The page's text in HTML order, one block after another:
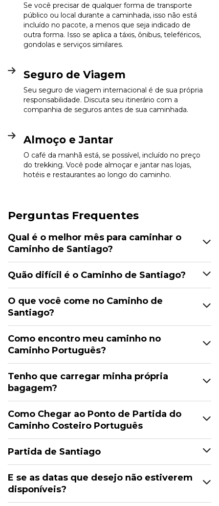
Se você precisar de qualquer forma de transporte
público ou local durante a caminhada, isso não está
incluído no pacote, a menos que seja indicado de
outra forma. Isso se aplica a táxis, ônibus, teleféricos,
gondolas e serviços similares.
Seguro de Viagem
Seu seguro de viagem internacional é de sua própria
responsabilidade. Discuta seu itinerário com a
companhia de seguros antes de sua caminhada.
Almoço e Jantar
O café da manhã está, se possível, incluído no preço
do trekking. Você pode almoçar e jantar nas lojas,
hotéis e restaurantes ao longo do caminho.
Perguntas Frequentes
Qual é o melhor mês para caminhar o
Caminho de Santiago?
Quão difícil é o Caminho de Santiago?
O que você come no Caminho de
Santiago?
Como encontro meu caminho no
Caminho Português?
Tenho que carregar minha própria
bagagem?
Como Chegar ao Ponto de Partida do
Caminho Costeiro Português
Partida de Santiago
E se as datas que desejo não estiverem
disponíveis?